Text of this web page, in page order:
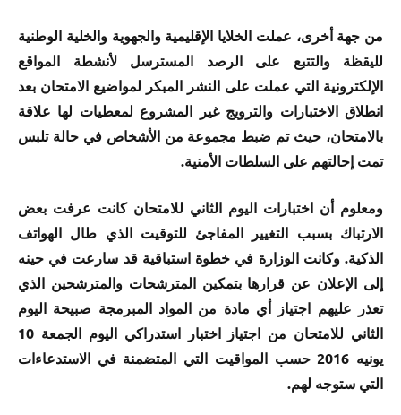
من جهة أخرى، عملت الخلايا الإقليمية والجهوية والخلية الوطنية
لليقظة والتتبع على الرصد المسترسل لأنشطة المواقع
الإلكترونية التي عملت على النشر المبكر لمواضيع الامتحان بعد
انطلاق الاختبارات والترويج غير المشروع لمعطيات لها علاقة
بالامتحان، حيث تم ضبط مجموعة من الأشخاص في حالة تلبس
تمت إحالتهم على السلطات الأمنية.
ومعلوم أن اختبارات اليوم الثاني للامتحان كانت عرفت بعض
الارتباك بسبب التغيير المفاجئ للتوقيت الذي طال الهواتف
الذكية. وكانت الوزارة في خطوة استباقية قد سارعت في حينه
إلى الإعلان عن قرارها بتمكين المترشحات والمترشحين الذي
تعذر عليهم اجتياز أي مادة من المواد المبرمجة صبيحة اليوم
الثاني للامتحان من اجتياز اختبار استدراكي اليوم الجمعة 10
يونيه 2016 حسب المواقيت التي المتضمنة في الاستدعاءات
التي ستوجه لهم.